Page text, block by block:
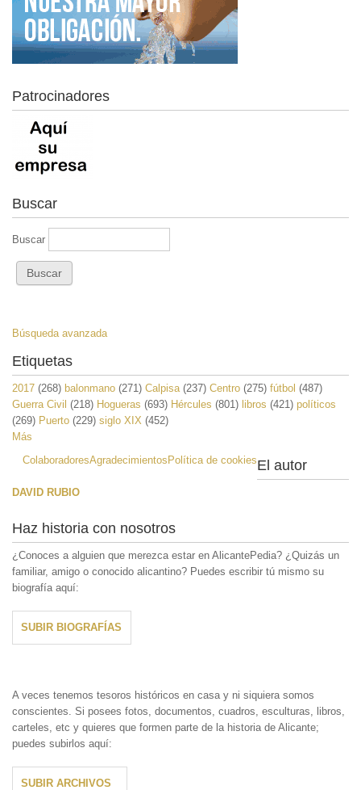
Patrocinadores
Buscar
Buscar
Búsqueda avanzada
Etiquetas
2017 (268) balonmano (271) Calpisa(237) Centro (275) fútbol (487)
Guerra Civil (218) Hogueras (693) Hércules (801) libros (421) políticos
(269) Puerto (229) siglo XIX (452)
Más
ColaboradoresAgradecimientosPolítica de cookiesEl autor
DAVID RUBIO
Haz historia con nosotros
¿Conoces a alguien que merezca estar en AlicantePedia? ¿Quizás un
familiar, amigo o conocido alicantino? Puedes escribir tú mismo su
biografía aquí:
SUBIR BIOGRAFÍAS
A veces tenemos tesoros históricos en casa y ni siquiera somos
conscientes. Si posees fotos, documentos, cuadros, esculturas, libros,
carteles, etc y quieres que formen parte de la historia de Alicante;
puedes subirlos aquí:
SUBIR ARCHIVOS